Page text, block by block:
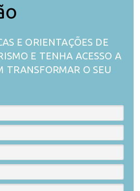
E ORIENTAÇÕES DE
E TENHA ACESSO A
TRANSFORMAR O SEU